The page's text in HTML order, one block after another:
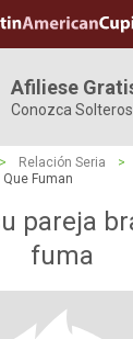
Afiliese
Conozca
> Relación Seria >
Que Fuman
pareja
fuma